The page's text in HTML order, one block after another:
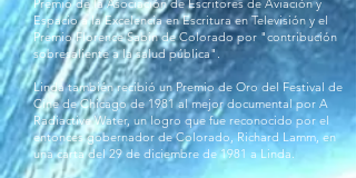
Premio de la Asociación de Escritores de Aviación y
Espacio a la Excelencia en Escritura en Televisión y el
Premio Florence Sabin de Colorado por "contribución
sobresaliente a la salud pública".
Linda también recibió un Premio de Oro del Festival de
Cine de Chicago de 1981 al mejor documental por A
Radiactive Water, un logro que fue reconocido por el
entonces gobernador de Colorado, Richard Lamm, en
una carta del 29 de diciembre de 1981 a Linda.